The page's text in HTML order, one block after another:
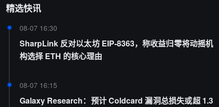
精选快讯
08-07 16:30
SharpLink 反对以太坊 EIP-8363，称收益归零将动摇机
构选择 ETH 的核心理由
08-07 16:15
Galaxy Research：预计 Coldcard 漏洞总损失或超 1.3